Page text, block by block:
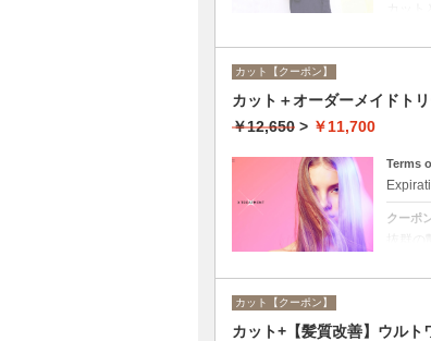
カッ
カット【クーポン】
カット＋オーダーメイドト
￥12,650 > ￥11,700
Terms
クーポ
カット【クーポン】
カット+【髪質改善】ウルト